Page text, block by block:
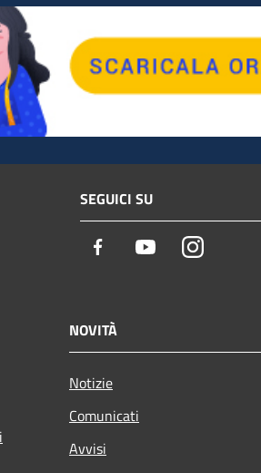
SEGUICI SU
Facebook YoutubeInstagram
NOVITÀ
Notizie
Comunicati
Avvisi